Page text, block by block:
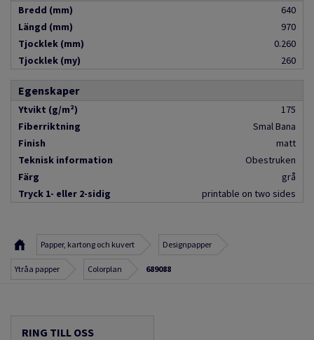
Bredd (mm)
640
Längd (mm)
970
Tjocklek (mm)
0.260
Tjocklek (my)
260
Egenskaper
Ytvikt (g/m²)
175
Fiberriktning
Smal Bana
Finish
matt
Teknisk information
Obestruken
Färg
grå
Tryck 1- eller 2-sidig
printable on two sides
Papper, kartong och kuvert Designpapper
Ytråa papper Colorplan 689088
RING TILL OSS